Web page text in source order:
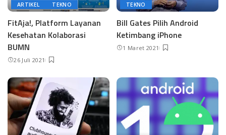
ARTIKEL TEKNO
FitAja!, Platform Layanan
Kesehatan Kolaborasi
BUMN
26 Juli 2021
TEKNO
Bill Gates Pilih Android
Ketimbang iPhone
1 Maret 2021